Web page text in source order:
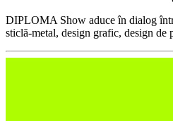
DIPLOMA Show aduce în dialog
sticlă-metal, design grafic, design